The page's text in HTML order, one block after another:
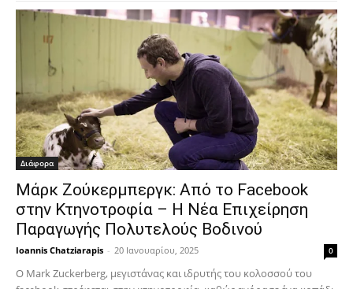
Διάφορα
Μάρκ Ζούκερμπεργκ: Από το Facebook
στην Κτηνοτροφία – Η Νέα Επιχείρηση
Παραγωγής Πολυτελούς Βοδινού
Ioannis Chatziarapis - 20 Ιανουαρίου, 2025 0
Ο Mark Zuckerberg, μεγιστάνας και ιδρυτής του κολοσσού του